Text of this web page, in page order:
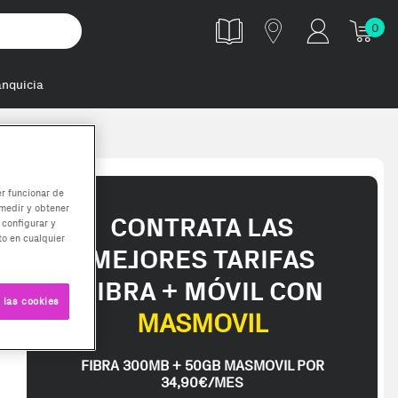
0
interese, con los mejores precios. Gracias a nuestros
CONTRATA LAS
MEJORES TARIFAS
FIBRA + MÓVIL CON
MASMOVIL
FIBRA 300MB + 50GB MASMOVIL POR
34,90€/MES
funcionar de
y obtener
y
en cualquier
cookies